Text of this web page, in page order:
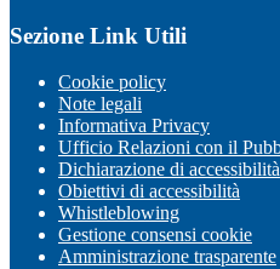
Sezione Link Utili
Cookie policy
Note legali
Informativa Privacy
Ufficio Relazioni con il
Dichiarazione di accessibilità
Obiettivi di accessibilità
Whistleblowing
Gestione consensi cookie
Amministrazione trasparente